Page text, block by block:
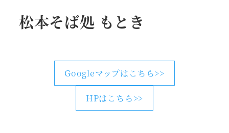
松本そば処 もとき
Googleマップはこちら>>
HPはこちら>>